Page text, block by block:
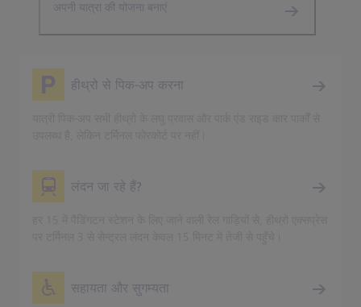
अपनी यात्रा की योजना बनाएं
हीथ्रो से पिक-अप करना
लंदन जा रहे हैं?
सहायता और सुगम्यता